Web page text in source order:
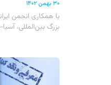
۳۰ بهمن ۱۴۰۲
با همکاری انجمن
بزرگ بین‌المللی،